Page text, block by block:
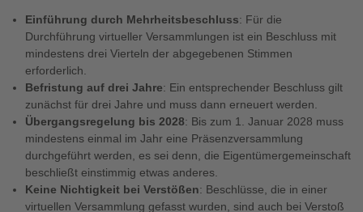
Einführung durch Mehrheitsbeschluss: Für die
Durchführung virtueller Versammlungen ist ein Beschluss mit
mindestens drei Vierteln der abgegebenen Stimmen
erforderlich.
Befristung auf drei Jahre: Ein entsprechender Beschluss gilt
zunächst für drei Jahre und muss dann erneuert werden.
Übergangsregelung bis 2028: Bis zum 1. Januar 2028 muss
mindestens einmal im Jahr eine Präsenzversammlung
durchgeführt werden, es sei denn, die Eigentümergemeinschaft
beschließt einstimmig etwas anderes.
Keine Nichtigkeit bei Verstößen: Beschlüsse, die in einer
virtuellen Versammlung gefasst wurden, sind auch bei Verstoß